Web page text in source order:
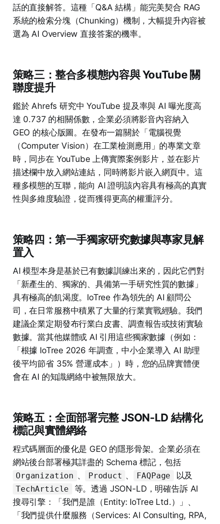
話的直接解答。這種「Q&A 結構」能完美契合 RAG
系統的檢索分塊（Chunking）機制，大幅提升內容被
選為 AI Overview 直接答案的機率。
策略三：整合多模態內容與 YouTube 關
聯度提升
鑑於 Ahrefs 研究中 YouTube 提及率與 AI 曝光度高
達 0.737 的相關係數，企業必須將影音內容納入
GEO 的核心版圖。在發布一篇關於「電腦視覺
（Computer Vision）在工業檢測應用」的專業文章
時，同步在 YouTube 上傳實際案例影片，並在影片
描述欄中放入網站連結，同時將影片嵌入網頁中。這
種多模態的互聯，能向 AI 證明該內容具有極高的真實
性與多維度驗證，從而獲得更高的權重評分。
策略四：第一手獨家研究數據與專家見解
置入
AI 模型本身是基於已有數據訓練出來的，因此它們對
「新產生的、獨家的、具備第一手研究性質的數據」
具有極高的飢渴度。IoTree 作為領先的 AI 顧問公
司，在日常服務中積累了大量的行業實戰經驗。我們
建議企業定期發布行業白皮書、調查報告或技術實驗
數據。當其他媒體或 AI 引用這些獨家數據（例如：
「根據 IoTree 2026 年調查，中小企業導入 AI 助理
後平均節省 35% 營運成本」）時，您的品牌實體便
會在 AI 的知識網絡中被無限放大。
策略五：全面部署完整 JSON-LD 結構化
標記與實體網絡
程式碼層面的優化是 GEO 的隱形骨架。企業必須在
網站後台部署極其詳盡的 Schema 標記，包括
Organization 、 Product 、 FAQPage 以及
TechArticle
等。透過 JSON-LD，明確告訴 AI
搜尋引擎：「我們是誰（Entity: IoTree Ltd.）」、
「我們提供什麼服務（Services: AI Consulting, RPA,